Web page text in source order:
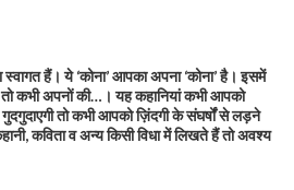
स्वागत हैं। ये ‘कोना’ आपका अपना ‘कोना’ है। इसमें
कभी अपनों की…। यह कहानियां कभी आपको
तो कभी आपको ज़िंदगी के संघर्षों से लड़ने
कविता व अन्य किसी विधा में लिखते हैं तो अवश्य